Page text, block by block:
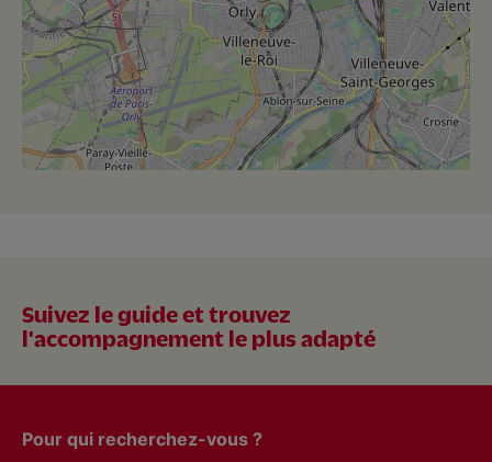
Suivez le guide et trouvez
l'accompagnement le plus adapté
Pour qui recherchez-vous ?